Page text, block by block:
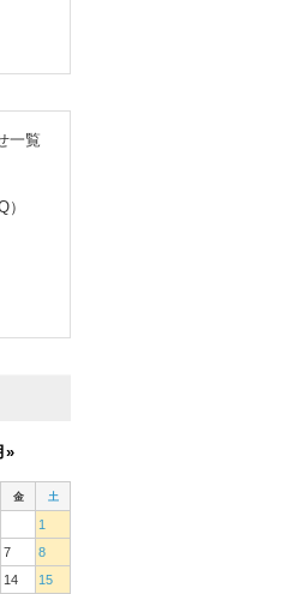
一覧
»
金 土
1
7
8
14
15